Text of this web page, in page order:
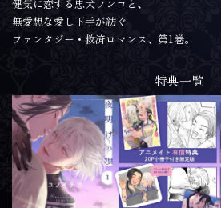
健気に恋する忠犬ワンコと、
無愛想な愛し下手が紡ぐ
ファンタジー・救済ロマンス、第1巻。
特典一覧